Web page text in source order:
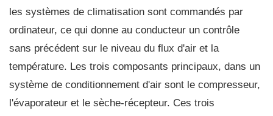
les systèmes de climatisation sont commandés par
ordinateur, ce qui donne au conducteur un contrôle
sans précédent sur le niveau du flux d'air et la
température. Les trois composants principaux, dans un
système de conditionnement d'air sont le compresseur,
l'évaporateur et le sèche-récepteur. Ces trois